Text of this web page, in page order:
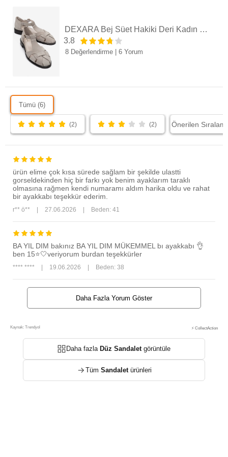
DEXARA Bej Süet Hakiki Deri Kadın Sandalet
3.8
8 Değerlendirme 6 Yorum
Tümü (6)
(2) (2)
ürün elime çok kısa sürede sağlam bir şekilde ulastti
gorseldekinden hiç bir farkı yok benim ayaklarım taraklı
olmasına rağmen kendi numaramı aldım harika oldu ve rahat
bir ayakkabı teşekkür ederim.
r** ö** 27.06.2026 Beden: 41
BA YIL DIM bakınız BA YIL DIM MÜKEMMEL bı ayakkabı 👌
ben 15⭐🤍veriyorum burdan teşekkürler
**** **** 19.06.2026 Beden: 38
Daha Fazla Yorum Göster
Kaynak: Trendyol ⚡ CollectAction
Daha fazla Düz Sandaletgörüntüle
Tüm Sandaletürünleri